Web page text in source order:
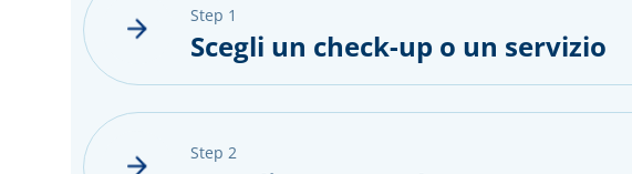
step 1
Scegli un check-up o un servizio
step 2